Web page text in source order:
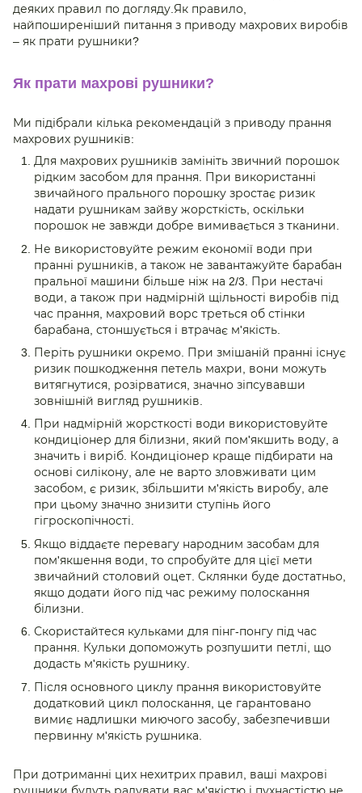
деяких правил по догляду.Як правило,
найпоширеніший питання з приводу махрових виробів
– як прати рушники?
Як прати махрові рушники?
Ми підібрали кілька рекомендацій з приводу прання
махрових рушників:
Для махрових рушників замініть звичний порошок
рідким засобом для прання. При використанні
звичайного прального порошку зростає ризик
надати рушникам зайву жорсткість, оскільки
порошок не завжди добре вимивається з тканини.
Не використовуйте режим економії води при
пранні рушників, а також не завантажуйте барабан
пральної машини більше ніж на 2/3. При нестачі
води, а також при надмірній щільності виробів під
час прання, махровий ворс треться об стінки
барабана, стоншується і втрачає м'якість.
Періть рушники окремо. При змішаній пранні існує
ризик пошкодження петель махри, вони можуть
витягнутися, розірватися, значно зіпсувавши
зовнішній вигляд рушників.
При надмірній жорсткості води використовуйте
кондиціонер для білизни, який пом'якшить воду, а
значить і виріб. Кондиціонер краще підбирати на
основі силікону, але не варто зловживати цим
засобом, є ризик, збільшити м'якість виробу, але
при цьому значно знизити ступінь його
гігроскопічності.
Якщо віддаєте перевагу народним засобам для
пом'якшення води, то спробуйте для цієї мети
звичайний столовий оцет. Склянки буде достатньо,
якщо додати його під час режиму полоскання
білизни.
Скористайтеся кульками для пінг-понгу під час
прання. Кульки допоможуть розпушити петлі, що
додасть м'якість рушнику.
Після основного циклу прання використовуйте
додатковий цикл полоскання, це гарантовано
вимиє надлишки миючого засобу, забезпечивши
первинну м'якість рушника.
При дотриманні цих нехитрих правил, ваші махрові